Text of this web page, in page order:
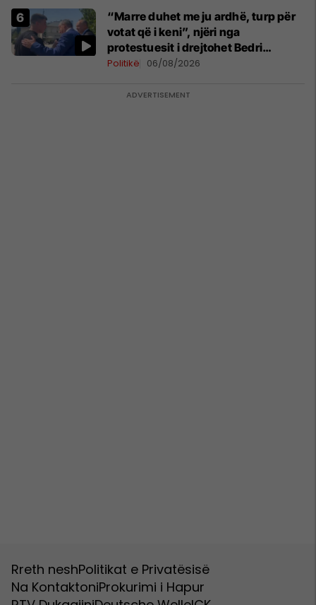
“Marre duhet me ju ardhë, turp për
votat që i keni”, njëri nga
protestuesit i drejtohet Bedri
Hamzës
Politikë 06/08/2026
Rreth neshPolitikat e Privatësisë
Na KontaktoniProkurimi i Hapur